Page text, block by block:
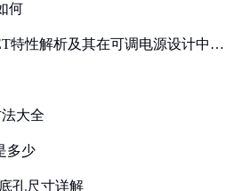
何
特性解析及其在可调电源设计中的
大全
多少
孔尺寸详解